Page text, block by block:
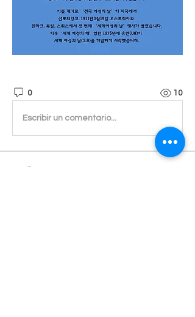
0 10
Escribir un comentario...
소개